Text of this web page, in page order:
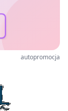
autopromocja